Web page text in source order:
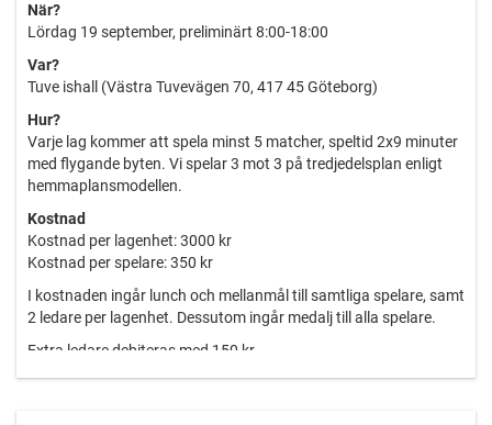
När?
Lördag 19 september, preliminärt 8:00-18:00
Var?
Tuve ishall (Västra Tuvevägen 70, 417 45 Göteborg)
Hur?
Varje lag kommer att spela minst 5 matcher, speltid 2x9 minuter
med flygande byten. Vi spelar 3 mot 3 på tredjedelsplan enligt
hemmaplansmodellen.
Kostnad
Kostnad per lagenhet: 3000 kr
Kostnad per spelare: 350 kr
I kostnaden ingår lunch och mellanmål till samtliga spelare, samt
2 ledare per lagenhet. Dessutom ingår medalj till alla spelare.
Extra ledare debiteras med 150 kr.
Anmälan